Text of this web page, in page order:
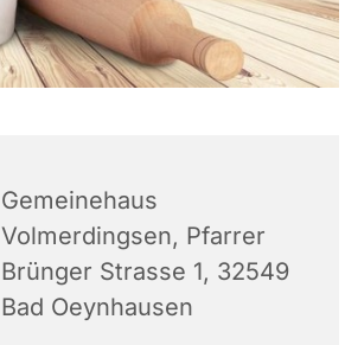
Gemeinehaus
Volmerdingsen, Pfarrer
Brünger Strasse 1, 32549
Bad Oeynhausen